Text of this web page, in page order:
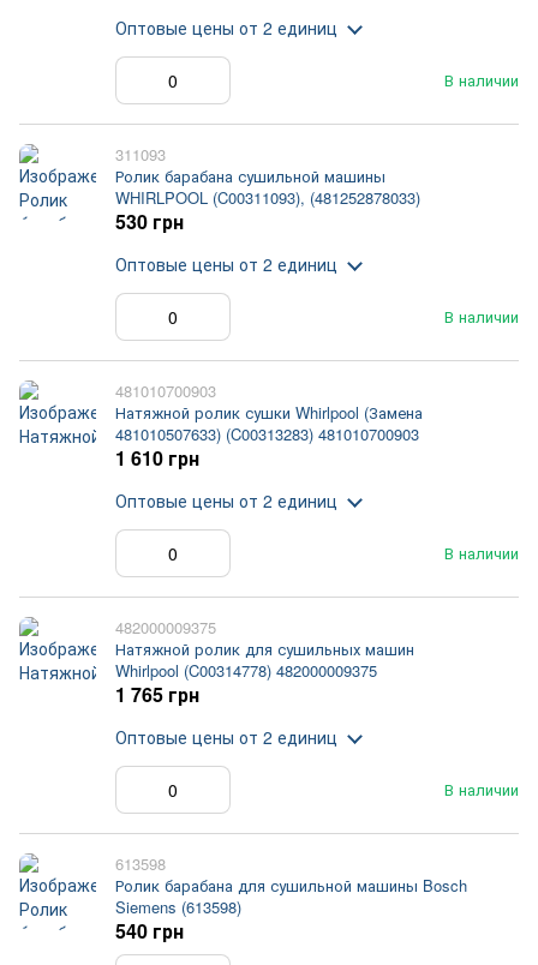
В наличии
Оптовые цены от 2 единиц
311093
Ролик барабана сушильной машины
WHIRLPOOL (C00311093), (481252878033)
В наличии
530 грн
Оптовые цены от 2 единиц
481010700903
Натяжной ролик сушки Whirlpool (Замена
481010507633) (C00313283) 481010700903
В наличии
1 610 грн
Оптовые цены от 2 единиц
482000009375
Натяжной ролик для сушильных машин
Whirlpool (C00314778) 482000009375
В наличии
1 765 грн
Оптовые цены от 2 единиц
613598
Ролик барабана для сушильной машины Bosch
Siemens (613598)
540 грн